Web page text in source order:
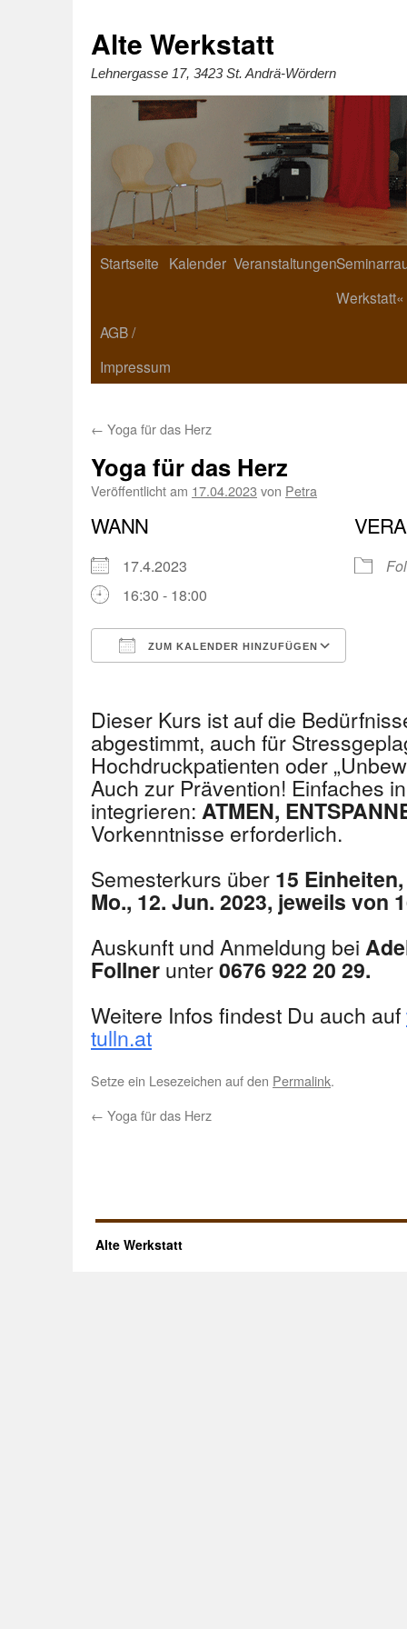
Alte Werkstatt
Lehnergasse 17, 3423 St. Andrä-Wördern
Startseite Kalender Veranstaltungen
Werkstatt«
AGB /
Impressum
← Yoga für das Herz
Yoga für das Herz
Veröffentlicht am 17.04.2023 von Petra
WANN
17.4.2023
16:30 - 18:00
ZUM KALENDER HINZUFÜGEN
Dieser Kurs ist auf die
abgestimmt, auch für
Hochdruckpatienten oder
Auch zur Prävention! Einfaches
integrieren: ATMEN,
Vorkenntnisse erforderlich.
Semesterkurs über 15
Mo., 12. Jun. 2023, jeweils von
Auskunft und Anmeldung bei
Follner unter0676 922 20 29.
Weitere Infos findest Du auch auf
tulln.at
Setze ein Lesezeichen auf den Permalink.
← Yoga für das Herz
Alte Werkstatt